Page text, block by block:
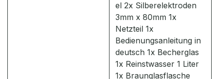
el 2x Silberelektroden
3mm x 80mm 1x
Netzteil 1x
Bedienungsanleitung in
deutsch 1x Becherglas
1x Reinstwasser 1 Liter
1x Braunglasflasche